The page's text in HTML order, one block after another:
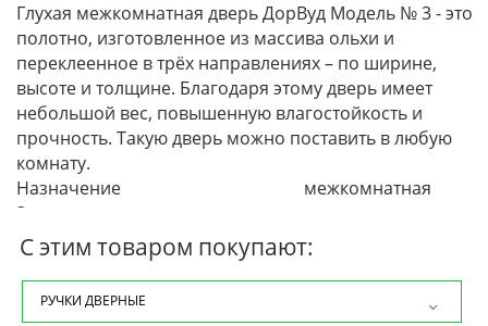
Глухая межкомнатная дверь ДорВуд Модель № 3 - это
полотно, изготовленное из массива ольхи и
переклеенное в трёх направлениях – по ширине,
высоте и толщине. Благодаря этому дверь имеет
небольшой вес, повышенную влагостойкость и
прочность. Такую дверь можно поставить в любую
комнату.
Назначение
межкомнатная
Защитно-декоративное покрытие
Вид полотна
глухое
Вы можете приобрести данную модель в нашем
интернет-магазине или перейти вкаталог
межкомнатных дверей Эмаль Дорвуд
С этим товаром покупают:
РУЧКИ ДВЕРНЫЕ